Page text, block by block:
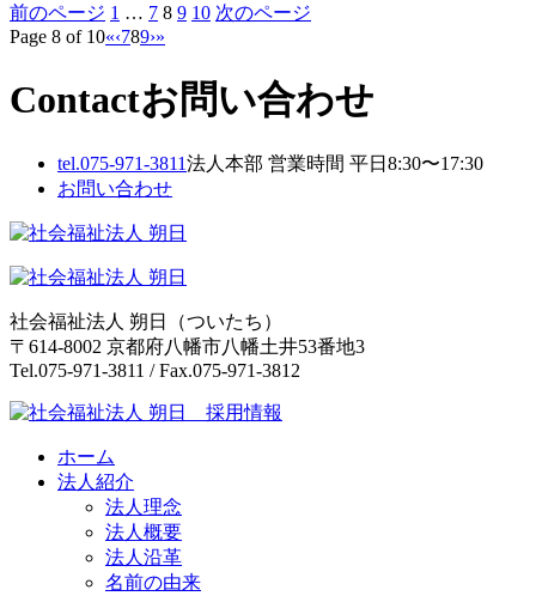
稿
者
稿
日:
ー
投
の
送
り
前のページ 固
定
ジ
1 … 固
定
ー
ジ
7 固
定
ー
ジ
8 固
ー
ジ
9 固
ー
ジ
10 次のページ
Page 8 of 10«‹789›»
Contactお問い合わせ
tel.075-971-3811法人本部 営業時間 平日8:30〜17:30
お問い合わせ
社会福祉法人 朔日（ついたち）
〒614-8002 京都府八幡市八幡土井53番地3
Tel.075-971-3811 / Fax.075-971-3812
ホーム
法人紹介
法人理念
法人概要
法人沿革
名前の由来